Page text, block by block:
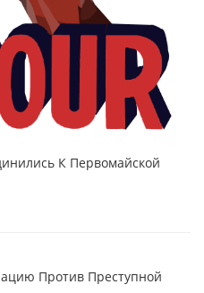
К Первомайской
Против Преступной